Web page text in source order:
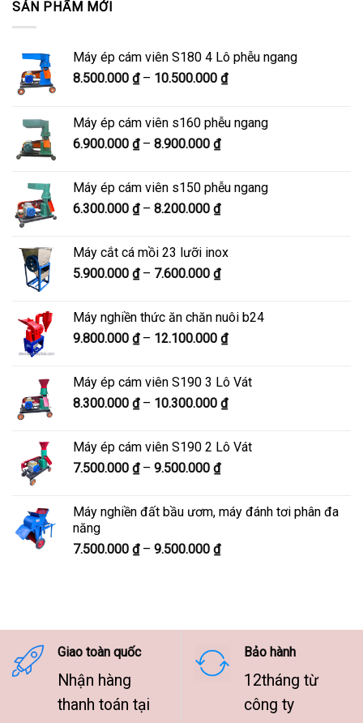
SẢN PHẨM MỚI
Máy ép cám viên S180 4 Lô phễu ngang
8.500.000 ₫ – 10.500.000 ₫Khoảng
8.500.000 ₫
Máy ép cám viên s160 phễu ngang
6.900.000 ₫ – 8.900.000 ₫Khoảng
từ
6.900.000 ₫
đến
Máy ép cám viên s150 phễu ngang
6.300.000 ₫ – 8.200.000 ₫Khoảng
6.300.000 ₫
đến
Máy cắt cá mồi 23 lưỡi inox
5.900.000 ₫ – 7.600.000 ₫Khoảng
5.900.000 ₫
đến
Máy nghiền thức ăn chăn nuôi b24
9.800.000 ₫ – 12.100.000 ₫Khoảng
9.800.000 ₫
đến
Máy ép cám viên S190 3 Lô Vát
8.300.000 ₫ – 10.300.000 ₫Khoảng
8.300.000 ₫
Máy ép cám viên S190 2 Lô Vát
7.500.000 ₫ – 9.500.000 ₫Khoảng
7.500.000 ₫
9.500.000 ₫
Máy nghiền đất bầu ươm, máy đánh tơi phân đa
năng
7.500.000 ₫ – 9.500.000 ₫Khoảng
9.500.000 ₫
Giao toàn quốc
Nhận hàng
thanh toán tại
Bảo hành
12tháng từ
công ty